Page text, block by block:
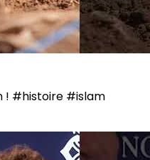
! #histoire #islam